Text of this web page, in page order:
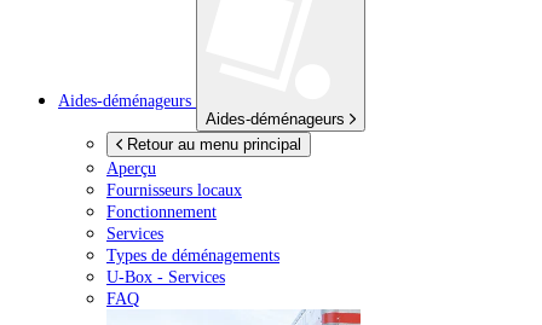
Aides-déménageurs
Aides-déménageurs
Retour au menu principal
Aperçu
Fournisseurs locaux
Fonctionnement
Services
Types de déménagements
U-Box - Services
FAQ